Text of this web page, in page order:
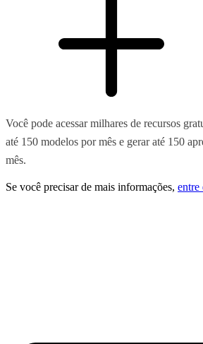
Você pode acessar milhares de recursos
até 150 modelos por mês e gerar até 150
mês.
Se você precisar de mais informações, entre